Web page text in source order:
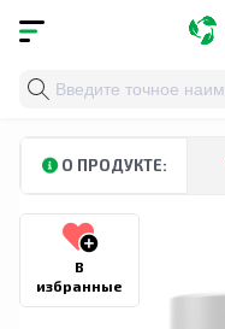
Главная
О ПРОДУКТЕ:
В
избранные